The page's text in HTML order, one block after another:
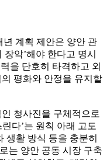
년 계획 제안은 양안 관
악’해야 한다고 명시
을 단호히 타격하고 외
평화와 안정을 유지할
청사진을 구체적으로
다’는 원칙 아래 고도
생활 방식 등을 충분히
는 양안 공동 시장 구축